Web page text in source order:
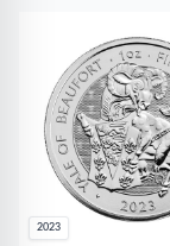
2023